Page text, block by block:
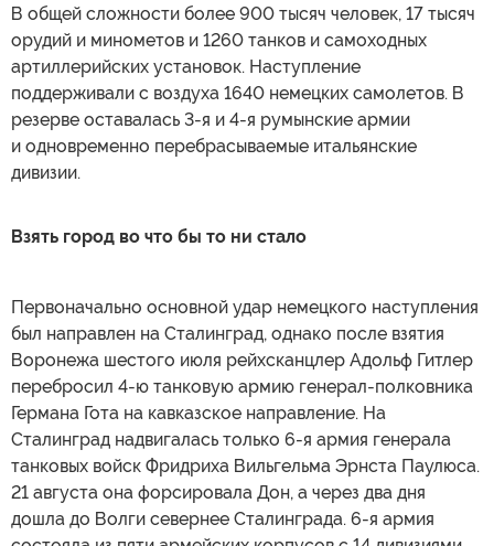
В общей сложности более 900 тысяч человек, 17 тысяч
орудий и минометов и 1260 танков и самоходных
артиллерийских установок. Наступление
поддерживали с воздуха 1640 немецких самолетов. В
резерве оставалась 3-я и 4-я румынские армии
и одновременно перебрасываемые итальянские
дивизии.
Взять город во что бы то ни стало
Первоначально основной удар немецкого наступления
был направлен на Сталинград, однако после взятия
Воронежа шестого июля рейхсканцлер Адольф Гитлер
перебросил 4-ю танковую армию генерал-полковника
Германа Гота на кавказское направление. На
Сталинград надвигалась только 6-я армия генерала
танковых войск Фридриха Вильгельма Эрнста Паулюса.
21 августа она форсировала Дон, а через два дня
дошла до Волги севернее Сталинграда. 6-я армия